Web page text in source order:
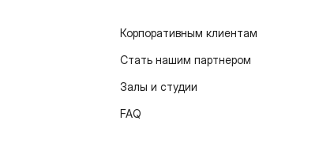
Корпоративным клиентам
Стать нашим партнером
Залы и студии
FAQ